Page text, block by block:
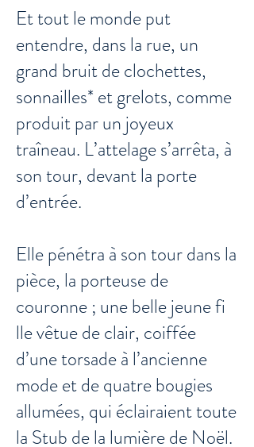
Et tout le monde put
entendre, dans la rue, un
grand bruit de clochettes,
sonnailles* et grelots, comme
produit par un joyeux
traîneau. L’attelage s’arrêta, à
son tour, devant la porte
d’entrée.
​Elle pénétra à son tour dans la
pièce, la porteuse de
couronne ; une belle jeune fi
lle vêtue de clair, coiffée
d’une torsade à l’ancienne
mode et de quatre bougies
allumées, qui éclairaient toute
la Stub de la lumière de Noël.